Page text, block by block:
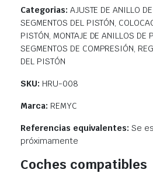
Categorias: AJUSTE DE ANILLO
SEGMENTOS DEL PISTÓN,
PISTÓN, MONTAJE DE ANILLOS DE
SEGMENTOS DE COMPRESIÓN,
DEL PISTÓN
SKU: HRU-008
Marca: REMYC
Referencias equivalentes:Se
próximamente
Coches compatibles